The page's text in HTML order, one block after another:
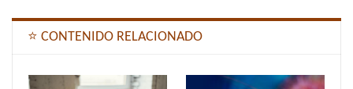
⭐ CONTENIDO RELACIONADO